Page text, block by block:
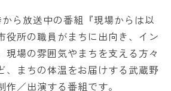
ら放送中の番組『現場からは以
役所の職員がまちに出向き、イン
現場の雰囲気やまちを支える方々
、まちの体温をお届けする武蔵野
作／出演する番組です。